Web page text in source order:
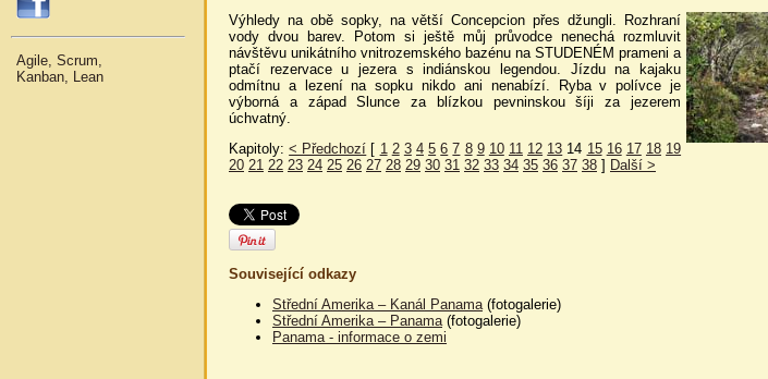
Agile, Scrum,
Kanban, Lean
Výhledy na obě sopky, na větší Concepcion přes džungli. Rozhraní
vody dvou barev. Potom si ještě můj průvodce nenechá rozmluvit
návštěvu unikátního vnitrozemského bazénu na STUDENÉM prameni a
ptačí rezervace u jezera s indiánskou legendou. Jízdu na kajaku
odmítnu a lezení na sopku nikdo ani nenabízí. Ryba v polívce je
výborná a západ Slunce za blízkou pevninskou šíji za jezerem
úchvatný.
Kapitoly:< Předchozí [ 1 2 3 4 5 6 7 8 9 10 11 12 13 14 15 16 17 18 19
20 21 22 23 24 25 26 27 28 29 30 31 32 33 34 35 36 37 38 ] Další >
Související odkazy
Střední Amerika – Kanál Panama(fotogalerie)
Střední Amerika – Panama(fotogalerie)
Panama - informace o zemi